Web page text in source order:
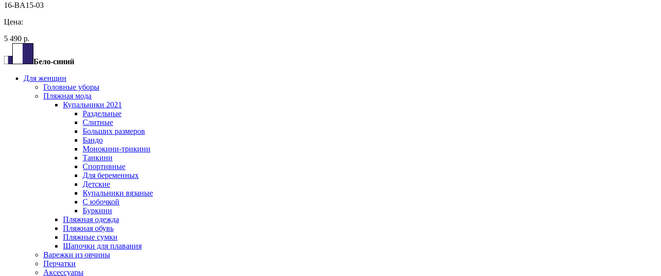
16-BA15-03
Цена:
5 490 р.
Бело-синий
Для женщин
Головные уборы
Пляжная мода
Купальники 2021
Раздельные
Слитные
Больших размеров
Бандо
Монокини-трикини
Танкини
Спортивные
Для беременных
Детские
Купальники вязаные
С юбочкой
Буркини
Пляжная одежда
Пляжная обувь
Пляжные сумки
Шапочки для плавания
Варежки из овчины
Перчатки
Аксессуары